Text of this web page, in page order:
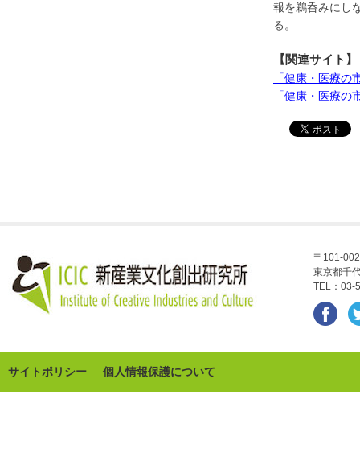
報を鵜呑みにし
る。
【関連サイト】
「健康・医療
「健康・医療
〒101-
東京都千
TEL：
サイトポリシー 個人情報保護について